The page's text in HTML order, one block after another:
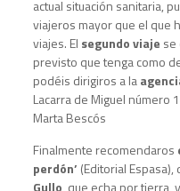
actual situación sanitaria,
viajeros mayor que el que
viajes. El segundo viaje se
previsto que tenga como
podéis dirigiros a la
Lacarra de Miguel número
Marta Bescós
Finalmente recomendaros
perdón’ (Editorial
Gullo, que echa por tierra,